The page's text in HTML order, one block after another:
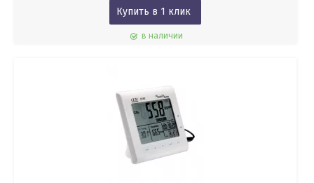
Купить в 1 клик
в наличии